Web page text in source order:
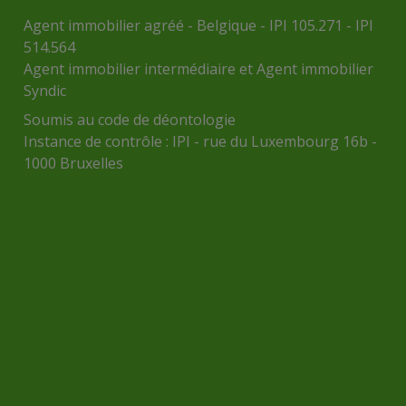
Agent immobilier agréé - Belgique - IPI 105.271 - IPI
514.564
Agent immobilier intermédiaire et Agent immobilier
Syndic
Soumis au code de déontologie
Instance de contrôle : IPI - rue du Luxembourg 16b -
1000 Bruxelles